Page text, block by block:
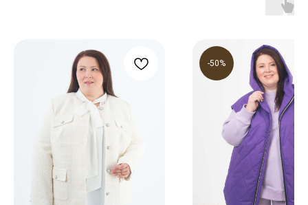
-50%